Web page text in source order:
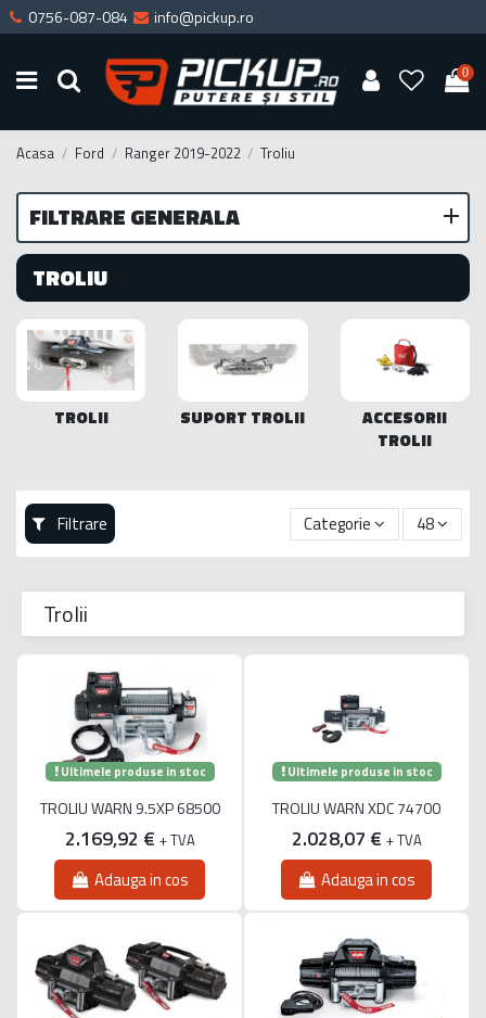
0756-087-084 info@pickup.ro
0
Acasa Ford Ranger 2019-2022 Troliu
TROLIU
TROLII SUPORT TROLII
ACCESORII
TROLII
Filtrare Categorie 48
Trolii
Ultimele produse in stoc
TROLIU WARN 9.5XP 68500
2.169,92 € + TVA
Adauga in cos
Ultimele produse in stoc
TROLIU WARN XDC 74700
2.028,07 € + TVA
Adauga in cos
FILTRARE GENERALA